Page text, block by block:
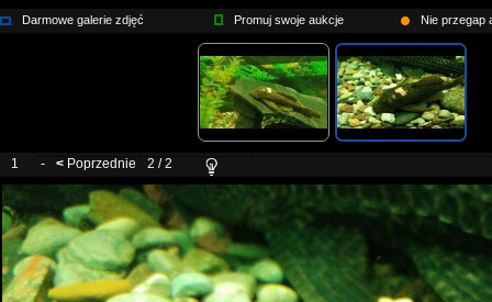
Darmowe galerie zdjęć Promuj swoje aukcje Nie przegap
1 - < Poprzednie 2 / 2